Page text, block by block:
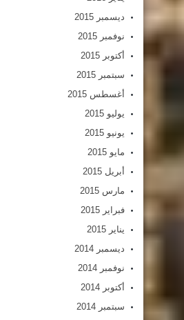
ديسمبر 2015
نوفمبر 2015
أكتوبر 2015
سبتمبر 2015
أغسطس 2015
يوليو 2015
يونيو 2015
مايو 2015
أبريل 2015
مارس 2015
فبراير 2015
يناير 2015
ديسمبر 2014
نوفمبر 2014
أكتوبر 2014
سبتمبر 2014